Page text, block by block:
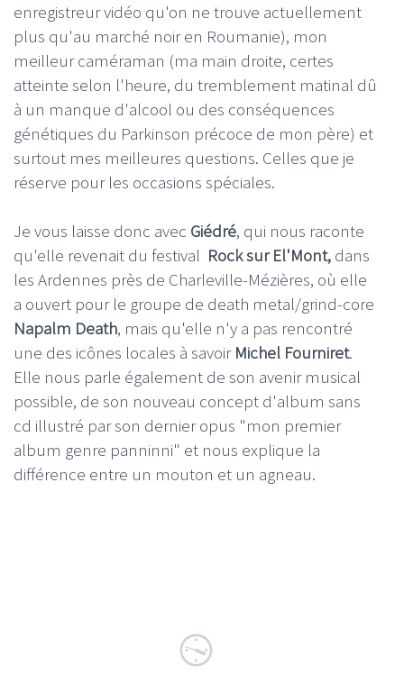
enregistreur vidéo qu'on ne trouve actuellement
plus qu'au marché noir en Roumanie), mon
meilleur caméraman (ma main droite, certes
atteinte selon l'heure, du tremblement matinal dû
à un manque d'alcool ou des conséquences
génétiques du Parkinson précoce de mon père) et
surtout mes meilleures questions. Celles que je
réserve pour les occasions spéciales.
Je vous laisse donc avec Giédré, qui nous raconte
qu'elle revenait du festival Rock sur El'Mont, dans
les Ardennes près de Charleville-Mézières, où elle
a ouvert pour le groupe de death metal/grind-core
Napalm Death, mais qu'elle n'y a pas rencontré
une des icônes locales à savoir Michel Fourniret.
Elle nous parle également de son avenir musical
possible, de son nouveau concept d'album sans
cd illustré par son dernier opus "mon premier
album genre panninni" et nous explique la
différence entre un mouton et un agneau.